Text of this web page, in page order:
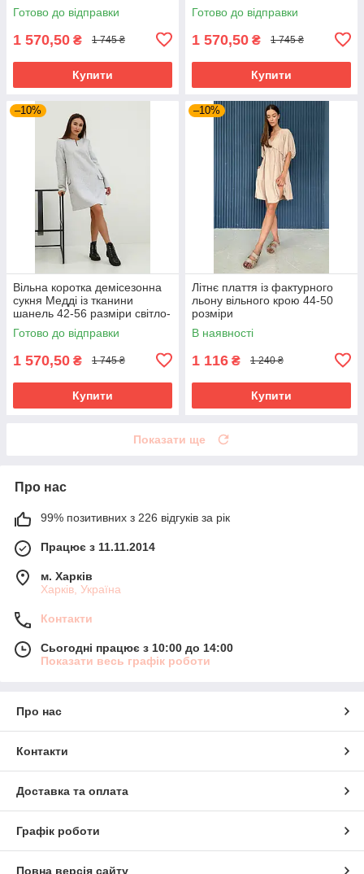
Готово до відправки
1 570,50 ₴ 1 745 ₴
Купити
Готово до відправки
1 570,50 ₴ 1 745 ₴
Купити
–10%
Вільна коротка демісезонна
сукня Медді із тканини
шанель 42-56 разміри світло-
сіра
Готово до відправки
1 570,50 ₴ 1 745 ₴
Купити
–10%
Літнє плаття із фактурного
льону вільного крою 44-50
розміри
В наявності
1 116 ₴ 1 240 ₴
Купити
Показати ще
Про нас
99% позитивних з 226 відгуків за рік
Працює з 11.11.2014
м. Харків
Харків, Україна
Контакти
Сьогодні працює з 10:00 до 14:00
Показати весь графік роботи
Про нас
Контакти
Доставка та оплата
Графік роботи
Повна версія сайту